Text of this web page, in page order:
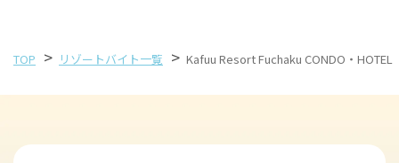
TOP > リゾートバイト一覧 > Kafuu Resort Fuchaku CONDO・